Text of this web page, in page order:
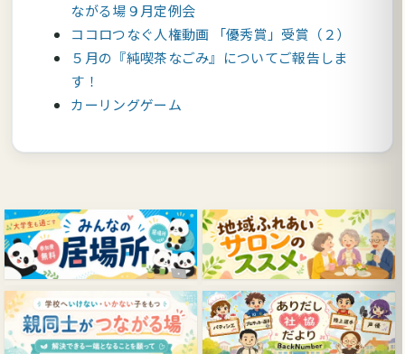
ながる場９月定例会
ココロつなぐ人権動画 「優秀賞」受賞（２）
５月の『純喫茶なごみ』についてご報告しま
す！
カーリングゲーム